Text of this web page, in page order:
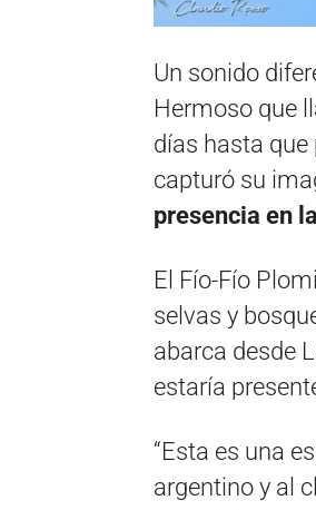
Un sonido
Hermoso que
días hasta
capturó su
presencia en
El Fío-Fío
selvas y
abarca desde
estaría
“Esta es una
argentino y al